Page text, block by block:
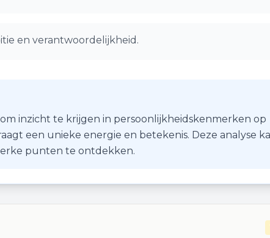
en verantwoordelijkheid.
inzicht te krijgen in persoonlijkheidskenmerken op
een unieke energie en betekenis. Deze analyse
punten te ontdekken.